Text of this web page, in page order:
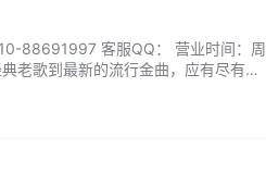
88691997 客服QQ： 营业时间：周
老歌到最新的流行金曲，应有尽有，